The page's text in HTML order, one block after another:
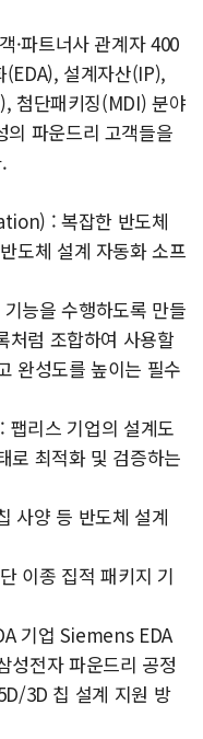
·파트너사 관계자 400
설계자산(IP),
첨단패키징(MDI) 분야
의 파운드리 고객들을
: 복잡한 반도체
도체 설계 자동화 소프
능을 수행하도록 만들
처럼 조합하여 사용할
완성도를 높이는 필수
리스 기업의 설계도
로 최적화 및 검증하는
양 등 반도체 설계
이종 집적 패키지 기
기업 Siemens EDA
성전자 파운드리 공정
3D 칩 설계 지원 방